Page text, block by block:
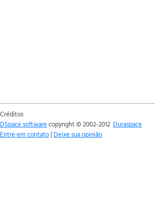
Créditos
DSpace softwarecopyright © 2002-2012 Duraspace
Entre em contato | Deixe sua opinião